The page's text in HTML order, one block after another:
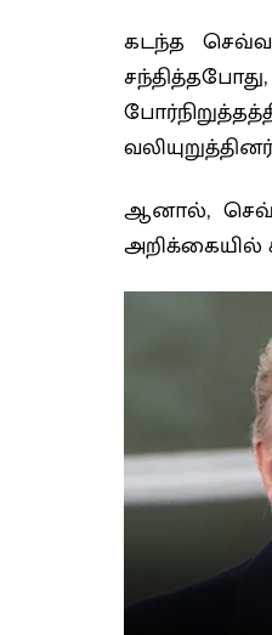
கடந்த
ஆனால்,
அறிக்கையில்